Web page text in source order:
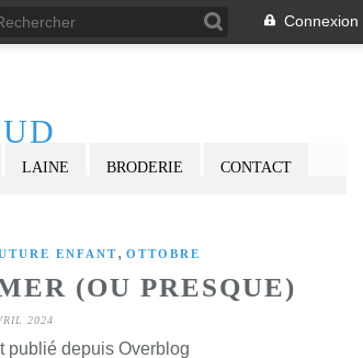
Connexion
LAINE BRODERIE CONTACT
ENFANT, OTTOBRE
(OU PRESQUE)
2024
publié depuis Overblog